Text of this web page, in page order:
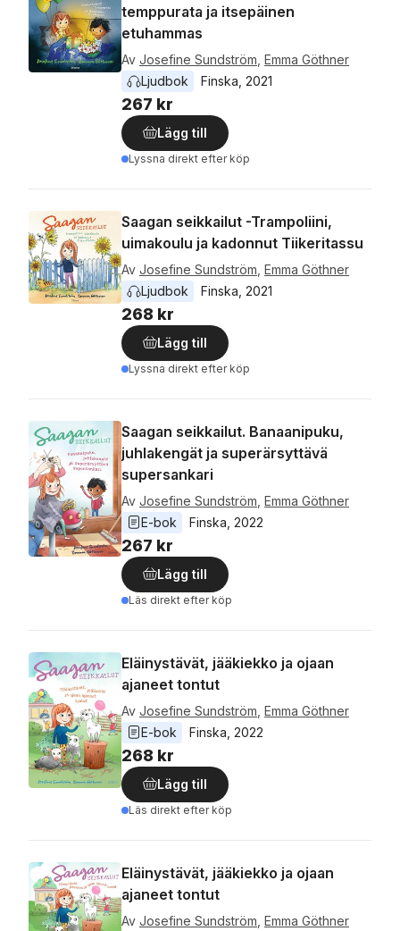
temppurata ja itsepäinen
etuhammas
Av Josefine Sundström Emma Göthner
Ljudbok
Finska 2021
267 kr
Lägg till
Lyssna direkt efter köp
Saagan seikkailut -Trampoliini,
uimakoulu ja kadonnut Tiikeritassu
Av Josefine Sundström Emma Göthner
Ljudbok
Finska 2021
268 kr
Lägg till
Lyssna direkt efter köp
Saagan seikkailut. Banaanipuku,
juhlakengät ja superärsyttävä
supersankari
Av Josefine Sundström Emma Göthner
E-bok
Finska 2022
267 kr
Lägg till
Läs direkt efter köp
Eläinystävät, jääkiekko ja ojaan
ajaneet tontut
Av Josefine Sundström Emma Göthner
E-bok
Finska 2022
268 kr
Lägg till
Läs direkt efter köp
Eläinystävät, jääkiekko ja ojaan
ajaneet tontut
Av Josefine Sundström Emma Göthner